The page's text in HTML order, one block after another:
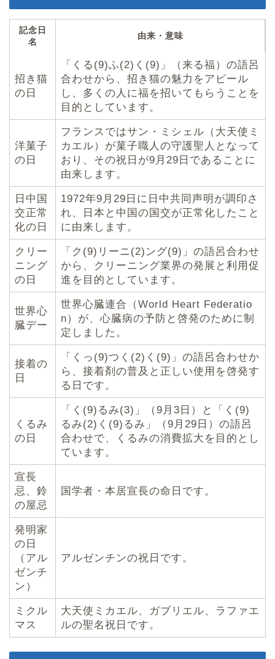
記念日
名
由来・意味
招き猫
の日
「くる(9)ふ(2)く(9)」（来る福）の語呂
合わせから、招き猫の魅力をアピール
し、多くの人に福を招いてもらうことを
目的としています。
洋菓子
の日
フランスではサン・ミシェル（大天使ミ
カエル）が菓子職人の守護聖人となって
おり、その祝日が9月29日であることに
由来します。
日中国
交正常
化の日
1972年9月29日に日中共同声明が調印さ
れ、日本と中国の国交が正常化したこと
に由来します。
クリー
ニング
の日
「ク(9)リーニ(2)ング(9)」の語呂合わせ
から、クリーニング業界の発展と利用促
進を目的としています。
世界心
臓デー
世界心臓連合（World Heart Federatio
n）が、心臓病の予防と啓発のために制
定しました。
接着の
日
「くっ(9)つく(2)く(9)」の語呂合わせか
ら、接着剤の普及と正しい使用を啓発す
る日です。
くるみ
の日
「く(9)るみ(3)」（9月3日）と「く(9)
るみ(2)く(9)るみ」（9月29日）の語呂
合わせで、くるみの消費拡大を目的とし
ています。
宣長
忌、鈴
の屋忌
国学者・本居宣長の命日です。
発明家
の日
（アル
ゼンチ
ン）
アルゼンチンの祝日です。
ミクル
マス
大天使ミカエル、ガブリエル、ラファエ
ルの聖名祝日です。